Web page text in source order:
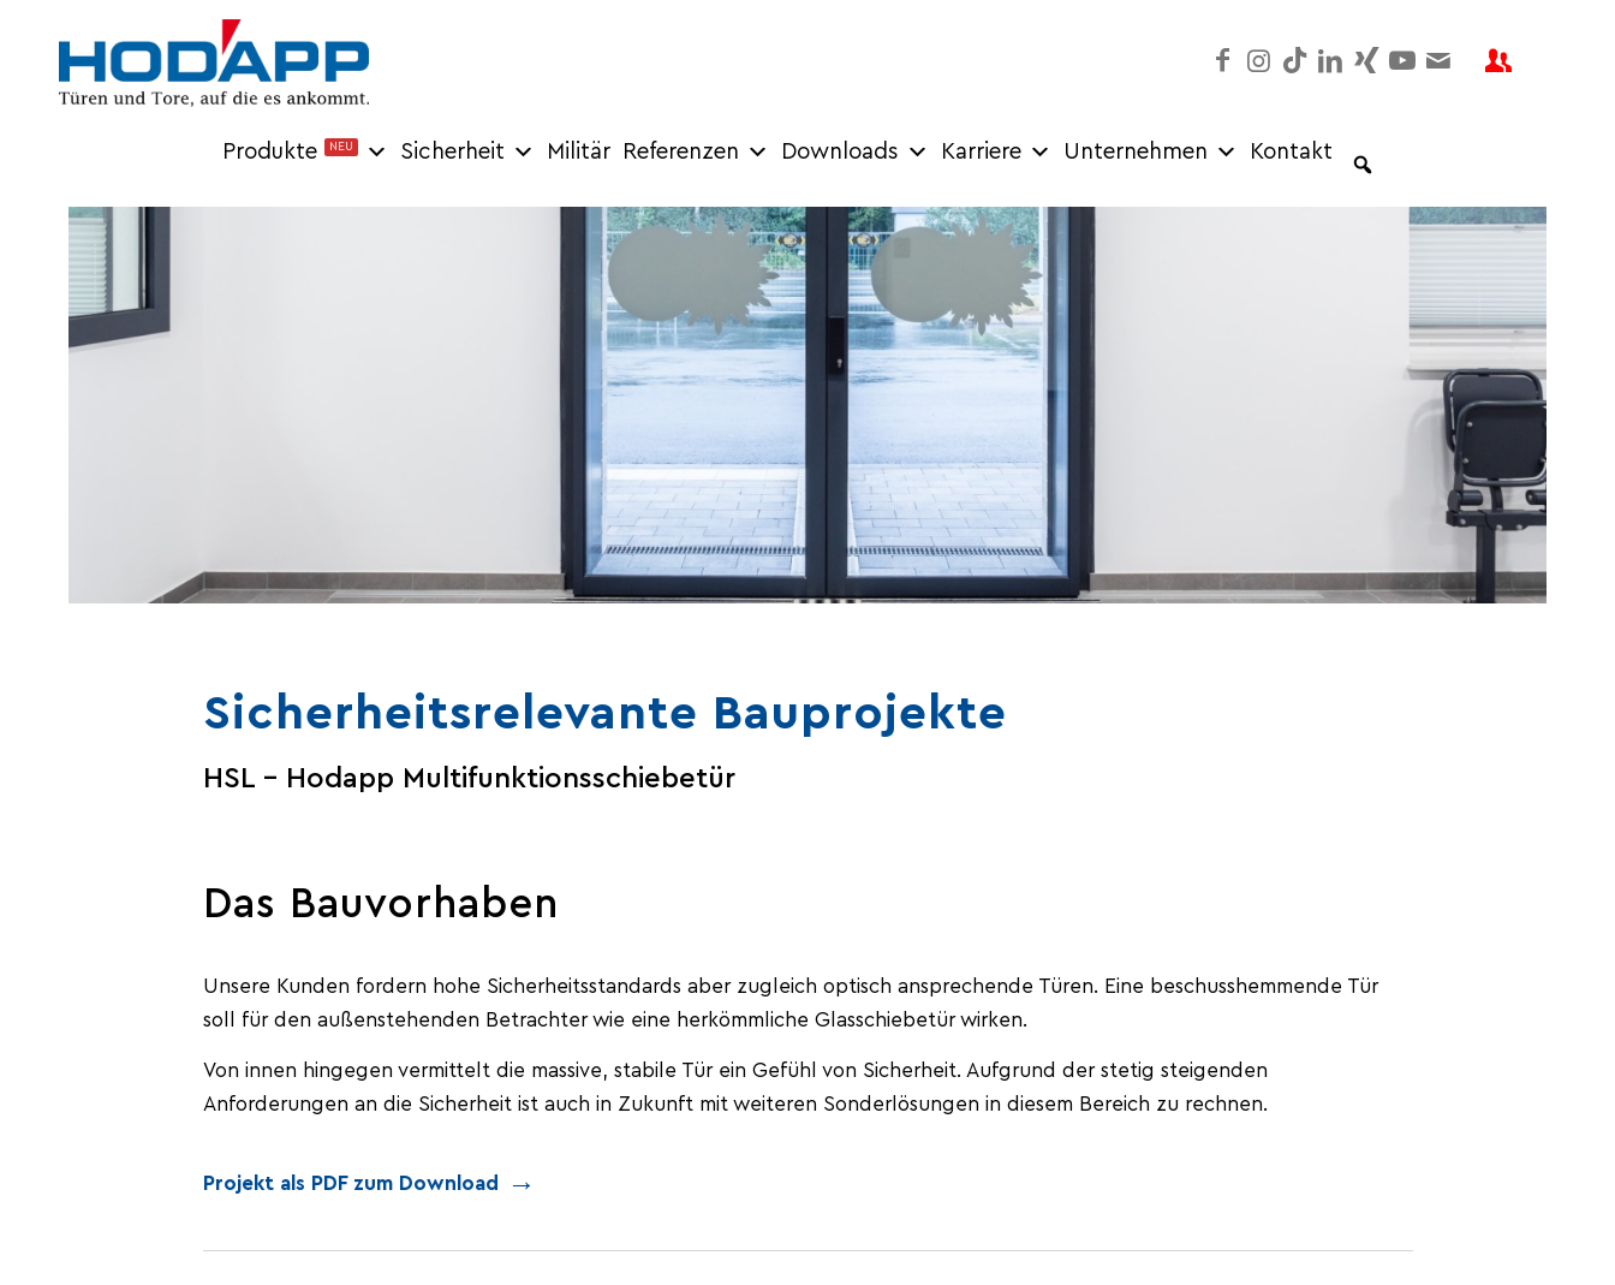
Produkte NEU Sicherheit Militär Referenzen Downloads Karriere Unternehmen Kontakt
Sicherheitsrelevante Bauprojekte
HSL – Hodapp Multifunktionsschiebetür
Das Bauvorhaben
Unsere Kunden fordern hohe Sicherheitsstandards aber zugleich optisch ansprechende Türen. Eine beschusshemmende Tür
soll für den außenstehenden Betrachter wie eine herkömmliche Glasschiebetür wirken.
Von innen hingegen vermittelt die massive, stabile Tür ein Gefühl von Sicherheit. Aufgrund der stetig steigenden
Anforderungen an die Sicherheit ist auch in Zukunft mit weiteren Sonderlösungen in diesem Bereich zu rechnen.
Projekt als PDF zum Download